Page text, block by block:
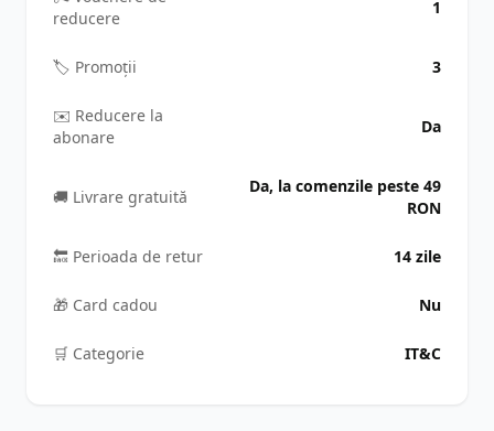
reducere
1
🏷️ Promoții 3
✉️ Reducere la
abonare
Da
🚚 Livrare gratuită
Da, la comenzile peste 49
RON
🔙 Perioada de retur 14 zile
🎁 Card cadou Nu
🛒️ Categorie IT&C